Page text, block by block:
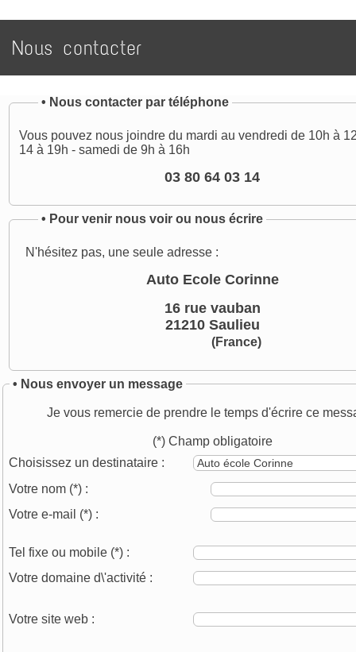
Nous contacter
• Nous contacter par téléphone
Vous pouvez nous joindre du mardi au vendredi de 10h à
14 à 19h - samedi de 9h à 16h
03 80 64 03 14
• Pour venir nous voir ou nous écrire
N'hésitez pas, une seule adresse :
Auto Ecole Corinne
16 rue vauban
21210 Saulieu
(France)
• Nous envoyer un message
Je vous remercie de prendre le temps d'écrire ce
(*) Champ obligatoire
Choisissez un destinataire :
Votre nom (*) :
Votre e-mail (*) :
Tel fixe ou mobile (*) :
Votre domaine d\'activité :
Votre site web :